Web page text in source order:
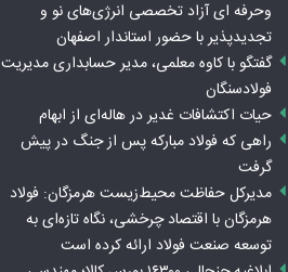
وحرفه ای آزاد تخصصی انرژی‌های نو و
تجدیدپذیر با حضور استاندار اصفهان
گفتگو با کاوه معلمی، مدیر حسابداری مدیریت
فولادسنگان
حیات اکتشافات غدیر در هاله‌ای از ابهام
راهی که فولاد مبارکه پس از جنگ در پیش
گرفت
مدیرکل حفاظت محیط‌زیست هرمزگان: فولاد
هرمزگان با اقتصاد چرخشی، نگاه تازه‌ای به
توسعه صنعت فولاد ارائه کرده است